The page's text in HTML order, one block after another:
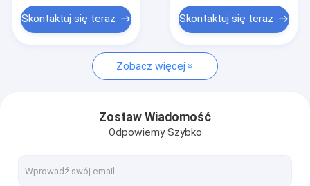
Kwadratowe kabiny prysznicowe
Kabiny prysznicowe
Przesuwane szklane drzwi prysznicowe
Skontaktuj się teraz Skontaktuj się teraz
Zobacz więcej
Zostaw Wiadomość
Odpowiemy Szybko